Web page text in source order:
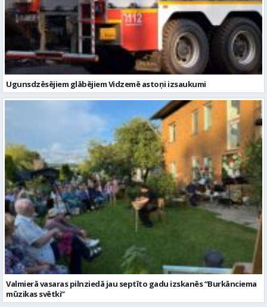
Ugunsdzēsējiem glābējiem Vidzemē astoņi izsaukumi
Valmierā vasaras pilnziedā jau septīto gadu izskanēs “Burkānciema
mūzikas svētki”